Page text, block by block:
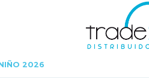
2026
ONWHEELS